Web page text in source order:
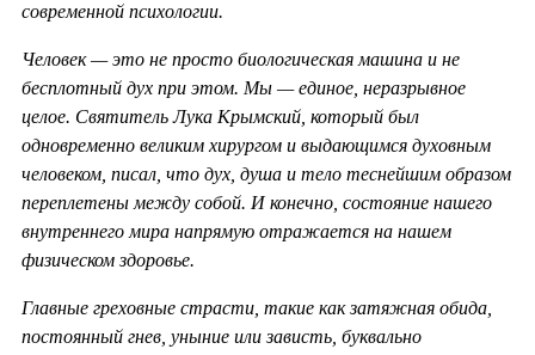
современной психологии.
Человек — это не просто биологическая машина и не
бесплотный дух при этом. Мы — единое, неразрывное
целое. Святитель Лука Крымский, который был
одновременно великим хирургом и выдающимся духовным
человеком, писал, что дух, душа и тело теснейшим образом
переплетены между собой. И конечно, состояние нашего
внутреннего мира напрямую отражается на нашем
физическом здоровье.
Главные греховные страсти, такие как затяжная обида,
постоянный гнев, уныние или зависть, буквально